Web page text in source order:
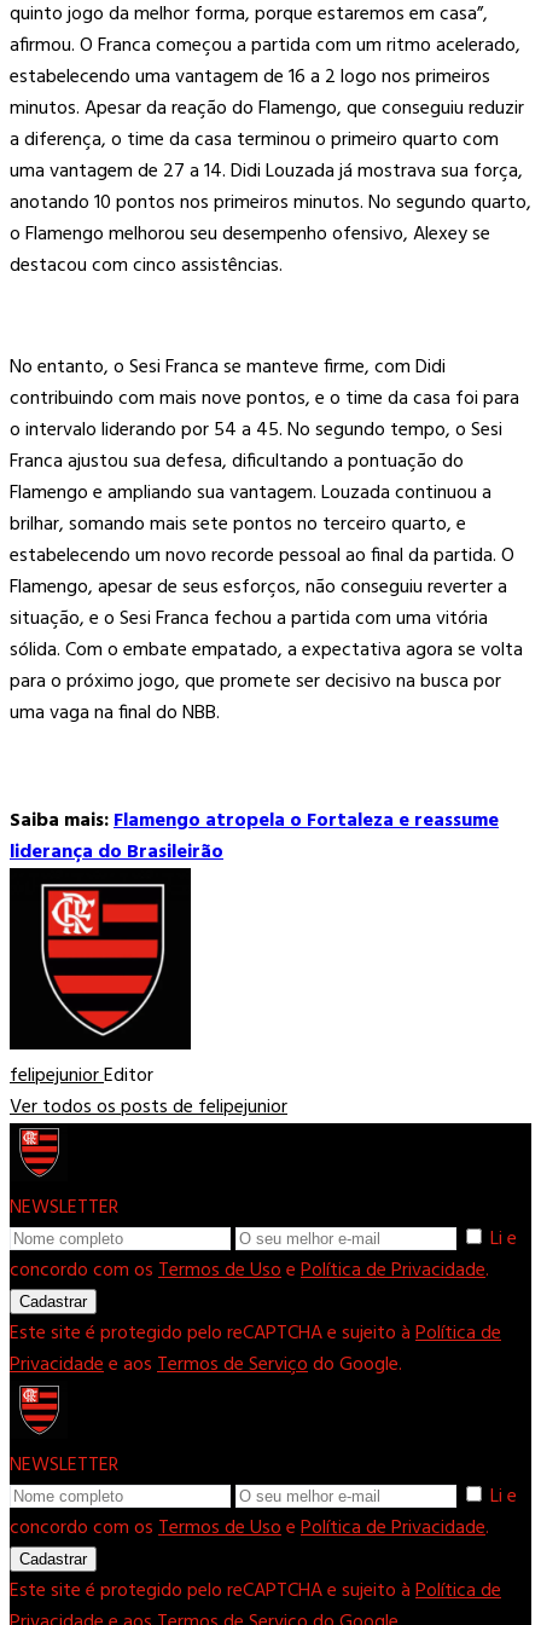
quinto jogo da melhor forma, porque estaremos em casa”,
afirmou. O Franca começou a partida com um ritmo acelerado,
estabelecendo uma vantagem de 16 a 2 logo nos primeiros
minutos. Apesar da reação do Flamengo, que conseguiu reduzir
a diferença, o time da casa terminou o primeiro quarto com
uma vantagem de 27 a 14. Didi Louzada já mostrava sua força,
anotando 10 pontos nos primeiros minutos. No segundo quarto,
o Flamengo melhorou seu desempenho ofensivo, Alexey se
destacou com cinco assistências.
No entanto, o Sesi Franca se manteve firme, com Didi
contribuindo com mais nove pontos, e o time da casa foi para
o intervalo liderando por 54 a 45. No segundo tempo, o Sesi
Franca ajustou sua defesa, dificultando a pontuação do
Flamengo e ampliando sua vantagem. Louzada continuou a
brilhar, somando mais sete pontos no terceiro quarto, e
estabelecendo um novo recorde pessoal ao final da partida. O
Flamengo, apesar de seus esforços, não conseguiu reverter a
situação, e o Sesi Franca fechou a partida com uma vitória
sólida. Com o embate empatado, a expectativa agora se volta
para o próximo jogo, que promete ser decisivo na busca por
uma vaga na final do NBB.
Saiba mais:Flamengo atropela o Fortaleza e reassume
liderança do Brasileirão
felipejuniorEditor
Ver todos os posts de felipejunior
NEWSLETTER
Li e
concordo com osTermos de UsoePolítica de Privacidade.
Cadastrar
Este site é protegido pelo reCAPTCHA e sujeito àPolítica de
Privacidadee aosTermos de Serviçodo Google.
NEWSLETTER
Li e
concordo com osTermos de UsoePolítica de Privacidade.
Cadastrar
Este site é protegido pelo reCAPTCHA e sujeito àPolítica de